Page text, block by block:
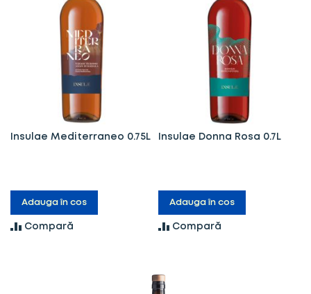
Insulae Mediterraneo 0.75L
Adauga în cos
Compară
Insulae Donna Rosa 0.7L
Adauga în cos
Compară